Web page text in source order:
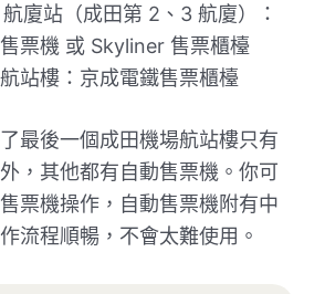
廈站（成田第 2、3 航廈）：
票機 或 Skyliner 售票櫃檯
站樓：京成電鐵售票櫃檯
最後一個成田機場航站樓只有
，其他都有自動售票機。你可
票機操作，自動售票機附有中
流程順暢，不會太難使用。